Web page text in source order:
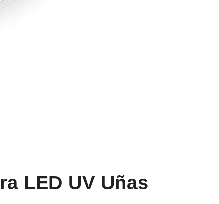
LED UV Uñas